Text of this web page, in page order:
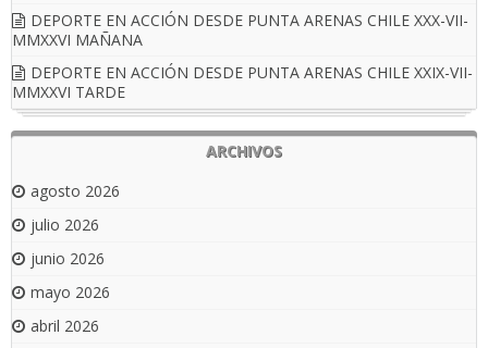
DEPORTE EN ACCIÓN DESDE PUNTA ARENAS CHILE XXX-VII-
MMXXVI MAÑANA
DEPORTE EN ACCIÓN DESDE PUNTA ARENAS CHILE XXIX-VII-
MMXXVI TARDE
ARCHIVOS
agosto 2026
julio 2026
junio 2026
mayo 2026
abril 2026